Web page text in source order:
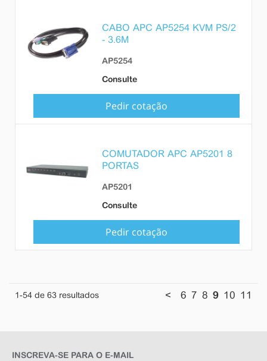
CABO APC AP5254 KVM PS/2
- 3.6M
AP5254
Consulte
Pedir cotação
COMUTADOR APC AP5201 8
PORTAS
AP5201
Consulte
Pedir cotação
1-54 de 63 resultados < 6 7 8 9 10 11
INSCREVA-SE PARA O E-MAIL